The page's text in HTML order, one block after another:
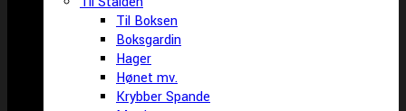
Til Boksen
Boksgardin
Hager
Hønet mv.
Krybber Spande